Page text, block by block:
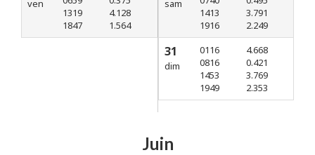
ven
1319
1847
4.128
1.564
sam
1413
1916
3.791
2.249
31
dim
0116
0816
1453
1949
4.668
0.421
3.769
2.353
Juin